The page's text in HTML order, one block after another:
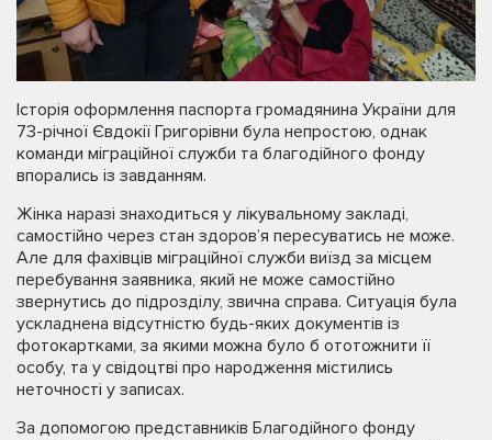
Історія оформлення паспорта громадянина України для
73-річної Євдокії Григорівни була непростою, однак
команди міграційної служби та благодійного фонду
впорались із завданням.
Жінка наразі знаходиться у лікувальному закладі,
самостійно через стан здоров’я пересуватись не може.
Але для фахівців міграційної служби виїзд за місцем
перебування заявника, який не може самостійно
звернутись до підрозділу, звична справа. Ситуація була
ускладнена відсутністю будь-яких документів із
фотокартками, за якими можна було б ототожнити її
особу, та у свідоцтві про народження містились
неточності у записах.
За допомогою представників Благодійного фонду